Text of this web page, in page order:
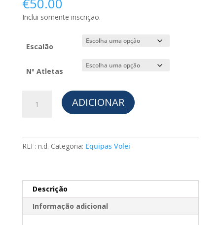
€50.00
Inclui somente inscrição.
Escalão
Nº Atletas
INSCRIÇÃO
ADICIONAR
REF: n.d. Categoria: Equipas Volei
Descrição
Informação adicional